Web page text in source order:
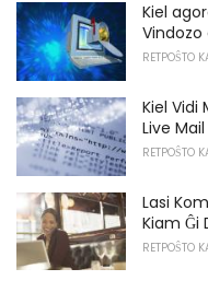
Kiel
RETPOŜTO
Kiel Vidi
Live Mail
RETPOŜTO
Lasi
Kiam Ĝi
RETPOŜTO